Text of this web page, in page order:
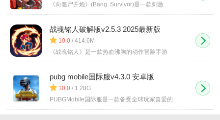
《向僵尸开炮》(Bang. Survivor)是一款刺激
战魂铭人破解版v2.5.3 2025最新版
10.0 / 414.6M
《战魂铭人》是一款热血沸腾的动作冒险手游
pubg mobile国际服v4.3.0 安卓版
10.0 / 1.28G
PUBGMobile国际服是一款备受全球玩家喜爱的